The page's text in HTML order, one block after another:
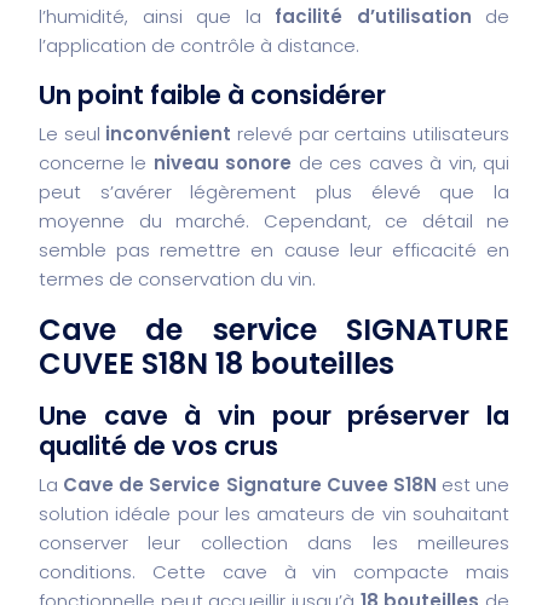
l’humidité, ainsi que la facilité d’utilisation de
l’application de contrôle à distance.
Un point faible à considérer
Le seul inconvénient relevé par certains utilisateurs
concerne le niveau sonore de ces caves à vin, qui
peut s’avérer légèrement plus élevé que la
moyenne du marché. Cependant, ce détail ne
semble pas remettre en cause leur efficacité en
termes de conservation du vin.
Cave de service SIGNATURE
CUVEE S18N 18 bouteilles
Une cave à vin pour préserver la
qualité de vos crus
La Cave de Service Signature Cuvee S18N est une
solution idéale pour les amateurs de vin souhaitant
conserver leur collection dans les meilleures
conditions. Cette cave à vin compacte mais